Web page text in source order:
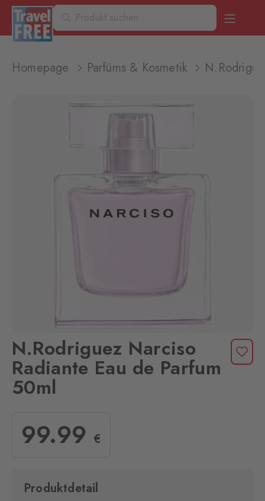
Homepage Parfüms & Kosmetik
N.Rodriguez Narciso
Radiante Eau de Parfum
50ml
99.99 €
Produktdetail